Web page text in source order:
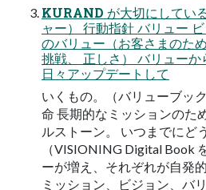
KURAND が大切にしてい
ャー） 行動指針 バリュー
のバリュー（お客さまのた
挑戦、 正しさ） バリューか
日々アップデートして
いくもの。（バリューブッ
命 長期的なミッションのた
ルストーン。 いつまでにど
（VISIONING Digital Book
ーが増え、それぞれが自発
ミッション、ビジョン、バ